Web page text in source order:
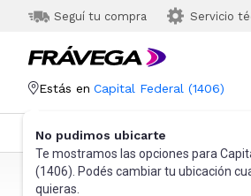
Seguí tu compra Servicio
Estás en Capital Federal (1406)
No pudimos ubicarte
Te mostramos las opciones para
(1406). Podés cambiar tu ubicación
quieras.
Categorías Más Vendidos
Frávega Indumentaria Accesorios